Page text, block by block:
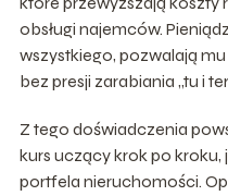
obsługi najemców.
wszystkiego, pozwalają
bez presji zarabiania „tu i
Z tego doświadczenia
kurs uczący krok po
portfela nieruchomości.